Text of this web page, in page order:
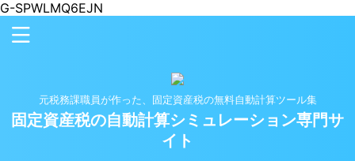
G-SPWLMQ6EJN
元税務課職員が作った、固定資産税の無料自動計算ツール集
固定資産税の自動計算シミュレーション専門サ
イト